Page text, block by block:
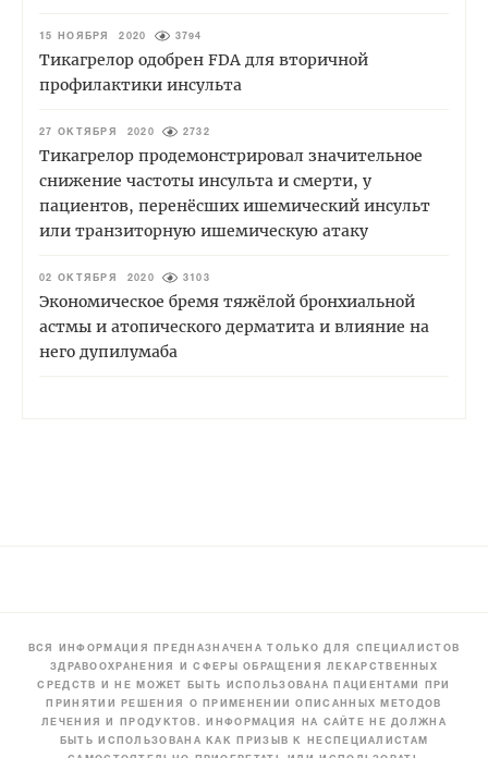
15 НОЯБРЯ 2020 3794
Тикагрелор одобрен FDA для вторичной
профилактики инсульта
27 ОКТЯБРЯ 2020 2732
Тикагрелор продемонстрировал значительное
снижение частоты инсульта и смерти, у
пациентов, перенёсших ишемический инсульт
или транзиторную ишемическую атаку
02 ОКТЯБРЯ 2020 3103
Экономическое бремя тяжёлой бронхиальной
астмы и атопического дерматита и влияние на
него дупилумаба
ВСЯ ИНФОРМАЦИЯ ПРЕДНАЗНАЧЕНА ТОЛЬКО ДЛЯ СПЕЦИАЛИСТОВ
ЗДРАВООХРАНЕНИЯ И СФЕРЫ ОБРАЩЕНИЯ ЛЕКАРСТВЕННЫХ
СРЕДСТВ И НЕ МОЖЕТ БЫТЬ ИСПОЛЬЗОВАНА ПАЦИЕНТАМИ ПРИ
ПРИНЯТИИ РЕШЕНИЯ О ПРИМЕНЕНИИ ОПИСАННЫХ МЕТОДОВ
ЛЕЧЕНИЯ И ПРОДУКТОВ. ИНФОРМАЦИЯ НА САЙТЕ НЕ ДОЛЖНА
БЫТЬ ИСПОЛЬЗОВАНА КАК ПРИЗЫВ К НЕСПЕЦИАЛИСТАМ